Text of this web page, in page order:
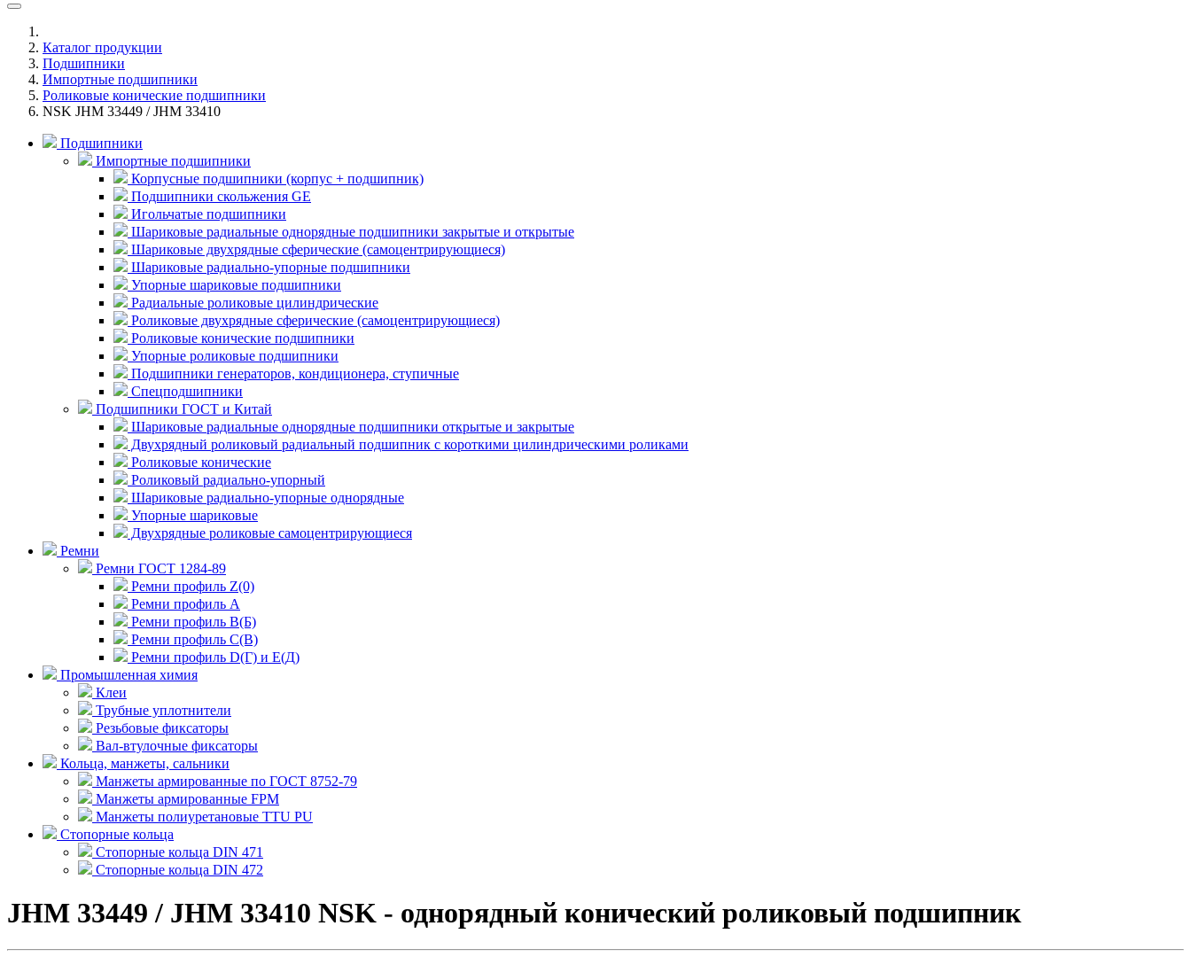
Каталог продукции
Подшипники
Импортные подшипники
Роликовые конические подшипники
NSK JHM 33449 / JHM 33410
Подшипники
Импортные подшипники
Корпусные подшипники (корпус + подшипник)
Подшипники скольжения GE
Игольчатые подшипники
Шариковые радиальные однорядные подшипники закрытые и открытые
Шариковые двухрядные сферические (самоцентрирующиеся)
Шариковые радиально-упорные подшипники
Упорные шариковые подшипники
Радиальные роликовые цилиндрические
Роликовые двухрядные сферические (самоцентрирующиеся)
Роликовые конические подшипники
Упорные роликовые подшипники
Подшипники генераторов, кондиционера, ступичные
Спецподшипники
Подшипники ГОСТ и Китай
Шариковые радиальные однорядные подшипники открытые и закрытые
Двухрядный роликовый радиальный подшипник с короткими цилиндрическими роликами
Роликовые конические
Роликовый радиально-упорный
Шариковые радиально-упорные однорядные
Упорные шариковые
Двухрядные роликовые самоцентрирующиеся
Ремни
Ремни ГОСТ 1284-89
Ремни профиль Z(0)
Ремни профиль А
Ремни профиль В(Б)
Ремни профиль С(В)
Ремни профиль D(Г) и E(Д)
Промышленная химия
Клеи
Трубные уплотнители
Резьбовые фиксаторы
Вал-втулочные фиксаторы
Кольца, манжеты, сальники
Манжеты армированные по ГОСТ 8752-79
Манжеты армированные FPM
Манжеты полиуретановые TTU PU
Стопорные кольца
Стопорные кольца DIN 471
Стопорные кольца DIN 472
JHM 33449 / JHM 33410 NSK - однорядный конический роликовый подшипник